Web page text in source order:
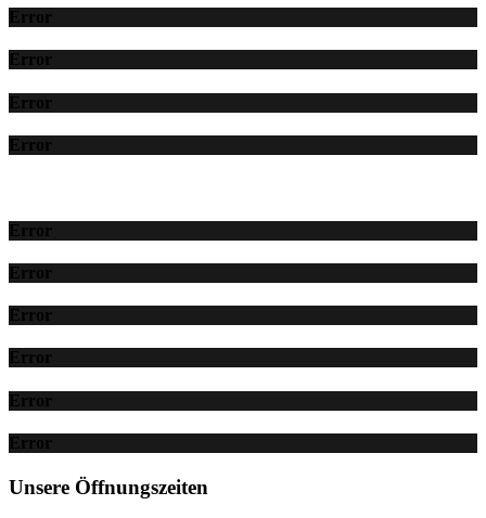
Error
Error
Error
Error
Error
Error
Error
Error
Error
Error
Unsere Öffnungszeiten